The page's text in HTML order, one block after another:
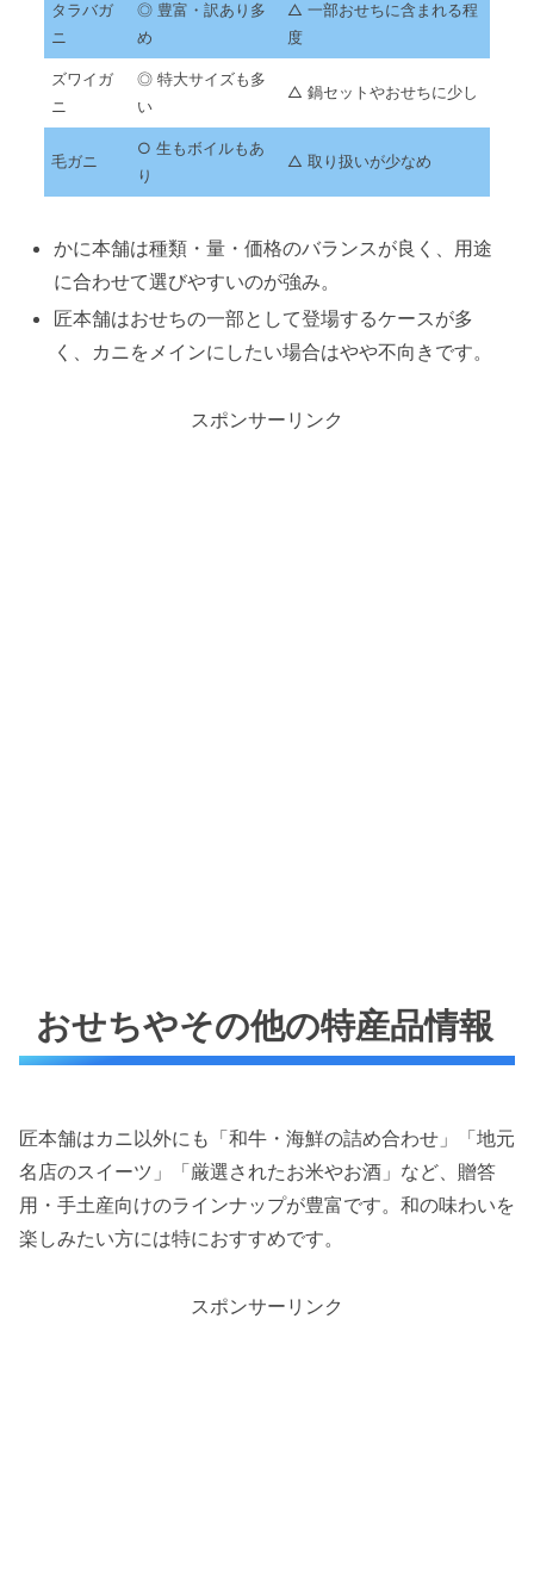
タラバガ
ニ
◎ 豊富・訳あり多
め
△ 一部おせちに含まれる程
度
ズワイガ
ニ
◎ 特大サイズも多
い
△ 鍋セットやおせちに少し
毛ガニ
○ 生もボイルもあ
り
△ 取り扱いが少なめ
かに本舗は種類・量・価格のバランスが良く、用途
に合わせて選びやすいのが強み。
匠本舗はおせちの一部として登場するケースが多
く、カニをメインにしたい場合はやや不向きです。
スポンサーリンク
おせちやその他の特産品情報
匠本舗はカニ以外にも「和牛・海鮮の詰め合わせ」「地元
名店のスイーツ」「厳選されたお米やお酒」など、贈答
用・手土産向けのラインナップが豊富です。和の味わいを
楽しみたい方には特におすすめです。
スポンサーリンク